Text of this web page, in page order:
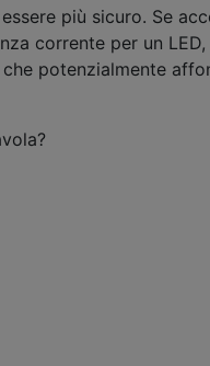
più sicuro. Se
corrente per un
potenzialmente